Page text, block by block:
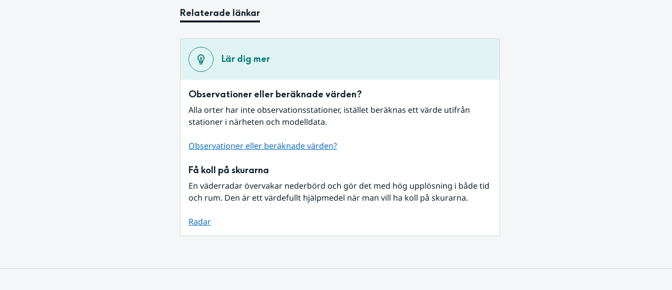
Relaterade länkar
Lär dig mer
Observationer eller beräknade värden?
Alla orter har inte observationsstationer, istället beräknas ett värde utifrån
stationer i närheten och modelldata.
Observationer eller beräknade värden?
Få koll på skurarna
En väderradar övervakar nederbörd och gör det med hög upplösning i både tid
och rum. Den är ett värdefullt hjälpmedel när man vill ha koll på skurarna.
Radar